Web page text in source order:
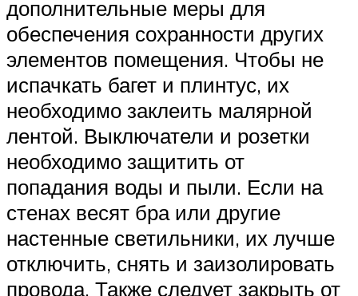
дополнительные меры для
обеспечения сохранности других
элементов помещения. Чтобы не
испачкать багет и плинтус, их
необходимо заклеить малярной
лентой. Выключатели и розетки
необходимо защитить от
попадания воды и пыли. Если на
стенах весят бра или другие
настенные светильники, их лучше
отключить, снять и заизолировать
провода. Также следует закрыть от